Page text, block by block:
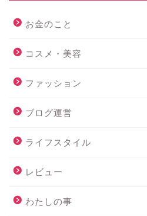
お金のこと
コスメ・美容
ファッション
ブログ運営
ライフスタイル
レビュー
わたしの事